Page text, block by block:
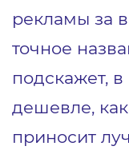
рекламы за
точное
подскажет,
дешевле,
приносит